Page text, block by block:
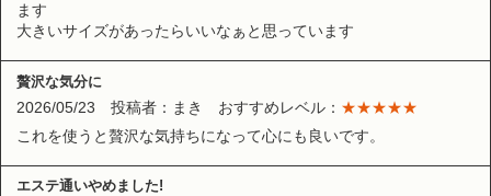
ます
大きいサイズがあったらいいなぁと思っています
贅沢な気分に
2026/05/23 投稿者：まき おすすめレベル： ★★★★★
これを使うと贅沢な気持ちになって心にも良いです。
エステ通いやめました!